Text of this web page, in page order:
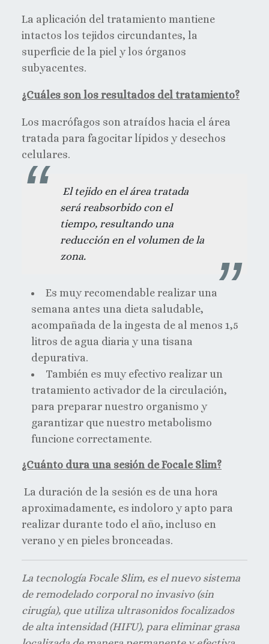
La aplicación del tratamiento mantiene
intactos los tejidos circundantes, la
superficie de la piel y los órganos
subyacentes.
¿Cuáles son los resultados del tratamiento?
Los macrófagos son atraídos hacia el área
tratada para fagocitar lípidos y desechos
celulares.
El tejido en el área tratada
será reabsorbido con el
tiempo, resultando una
reducción en el volumen de la
zona.
Es muy recomendable realizar una
semana antes una dieta saludable,
acompañada de la ingesta de al menos 1,5
litros de agua diaria y una tisana
depurativa.
También es muy efectivo realizar un
tratamiento activador de la circulación,
para preparar nuestro organismo y
garantizar que nuestro metabolismo
funcione correctamente.
¿Cuánto dura una sesión de Focale Slim?
La duración de la sesión es de una hora
aproximadamente, es indoloro y apto para
realizar durante todo el año, incluso en
verano y en pieles bronceadas.
La tecnología Focale Slim, es el nuevo sistema
de remodelado corporal no invasivo (sin
cirugía), que utiliza ultrasonidos focalizados
de alta intensidad (HIFU), para eliminar grasa